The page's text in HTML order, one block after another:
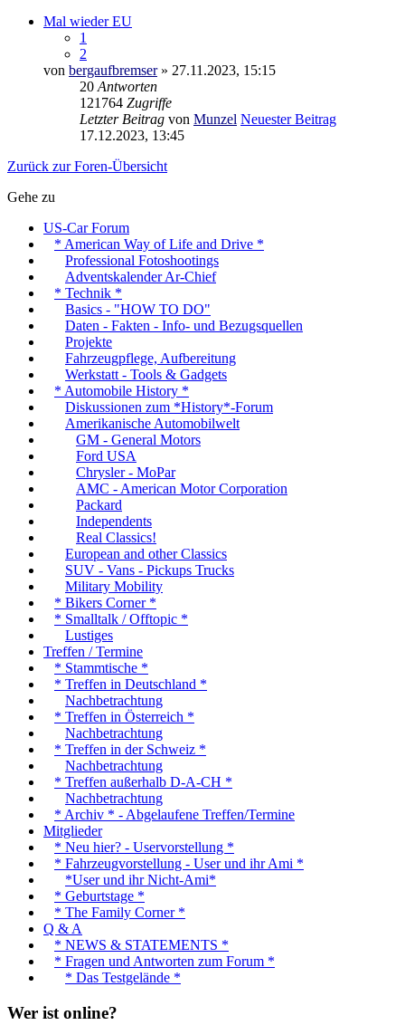
Mal wieder EU
1
2
von bergaufbremser» 27.11.2023, 15:15
20Antworten
121764 Zugriffe
Letzter Beitrag von Munzel Neuester Beitrag
17.12.2023, 13:45
Zurück zur Foren-Übersicht
Gehe zu
US-Car Forum
* American Way of Life and Drive *
Professional Fotoshootings
Adventskalender Ar-Chief
* Technik *
Basics - "HOW TO DO"
Daten - Fakten - Info- und Bezugsquellen
Projekte
Fahrzeugpflege, Aufbereitung
Werkstatt - Tools & Gadgets
* Automobile History *
Diskussionen zum *History*-Forum
Amerikanische Automobilwelt
GM - General Motors
Ford USA
Chrysler - MoPar
AMC - American Motor Corporation
Packard
Independents
Real Classics!
European and other Classics
SUV - Vans - Pickups Trucks
Military Mobility
* Bikers Corner *
* Smalltalk / Offtopic *
Lustiges
Treffen / Termine
* Stammtische *
* Treffen in Deutschland *
Nachbetrachtung
* Treffen in Österreich *
Nachbetrachtung
* Treffen in der Schweiz *
Nachbetrachtung
* Treffen außerhalb D-A-CH *
Nachbetrachtung
* Archiv * - Abgelaufene Treffen/Termine
Mitglieder
* Neu hier? - Uservorstellung *
* Fahrzeugvorstellung - User und ihr Ami *
*User und ihr Nicht-Ami*
* Geburtstage *
* The Family Corner *
Q & A
* NEWS & STATEMENTS *
* Fragen und Antworten zum Forum *
* Das Testgelände *
Wer ist online?